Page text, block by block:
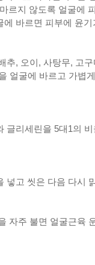
르지 않도록 얼굴에
에 바르면 피부에 윤
추, 오이, 사탕무, 고
얼굴에 바르고 가볍
글리세린을 5대1의
넣고 씻은 다음 다시
자주 불면 얼굴근육